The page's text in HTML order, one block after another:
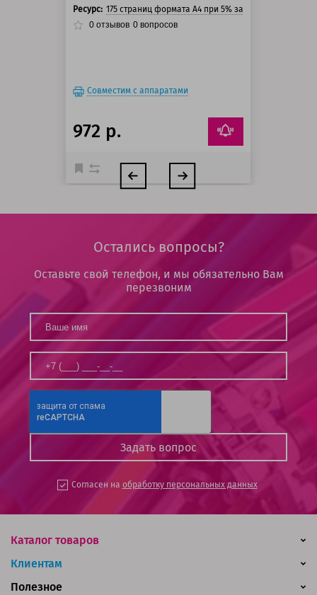
Ресурс: 175 страниц формата А4 при 5% заполнении
0 отзывов 0 вопросов
Совместим с аппаратами
972 р.
Остались вопросы?
Оставьте свой телефон, и мы обязательно Вам
перезвоним
Согласен на обработку персональных данных
Каталог товаров
Клиентам
Полезное